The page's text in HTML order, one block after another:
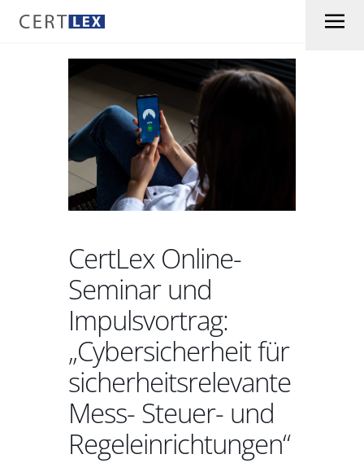
CertLex Online-
Seminar und
Impulsvortrag:
„Cybersicherheit für
sicherheitsrelevante
Mess- Steuer- und
Regeleinrichtungen“